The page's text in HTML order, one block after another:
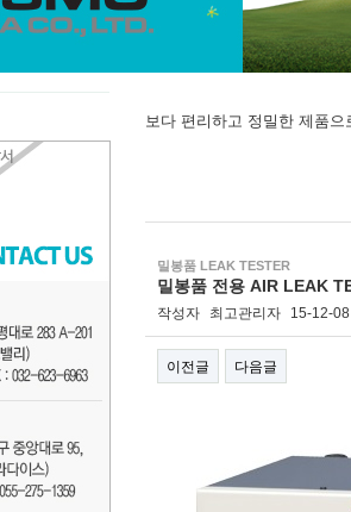
보다 편리하고 정밀한 제품
밀봉품 LEAK TESTER
밀봉품 전용 AIR LEAK
작성자 최고관리자 15-12-
이전글 다음글